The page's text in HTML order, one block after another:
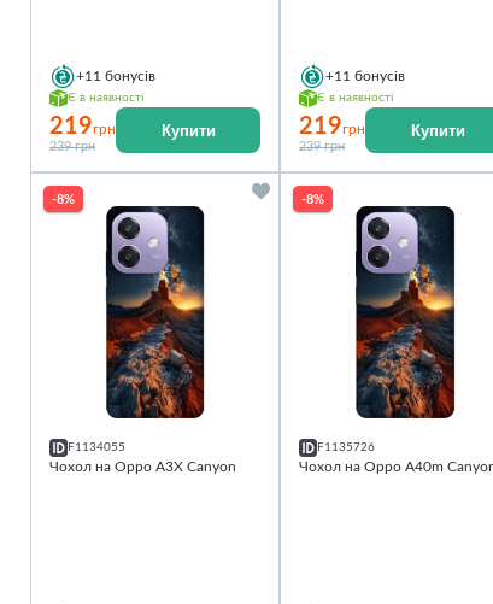
+11 бонусів
Є в наявності
219грн
239 грн
Купити
+11 бонусів
Є в наявності
219грн
239 грн
Купити
-8%
F1134055
Чохол на Oppo A3X Canyon
-8%
F1135726
Чохол на Oppo A40m